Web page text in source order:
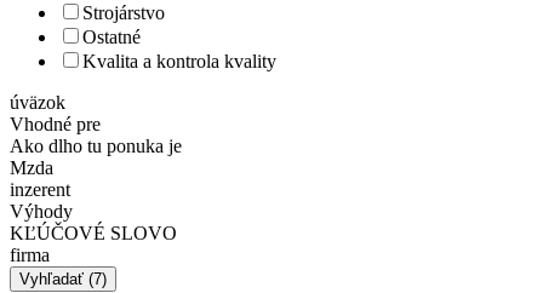
Strojárstvo
Ostatné
Kvalita a kontrola kvality
úväzok
Vhodné pre
Ako dlho tu ponuka je
Mzda
inzerent
Výhody
KĽÚČOVÉ SLOVO
firma